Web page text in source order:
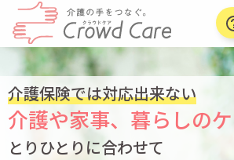
介護保険では対応出来ない
介護や家事、暮らしの
とりひとりに合わせて